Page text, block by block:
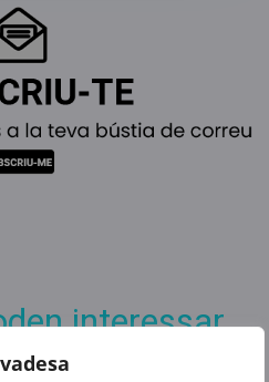
interessar